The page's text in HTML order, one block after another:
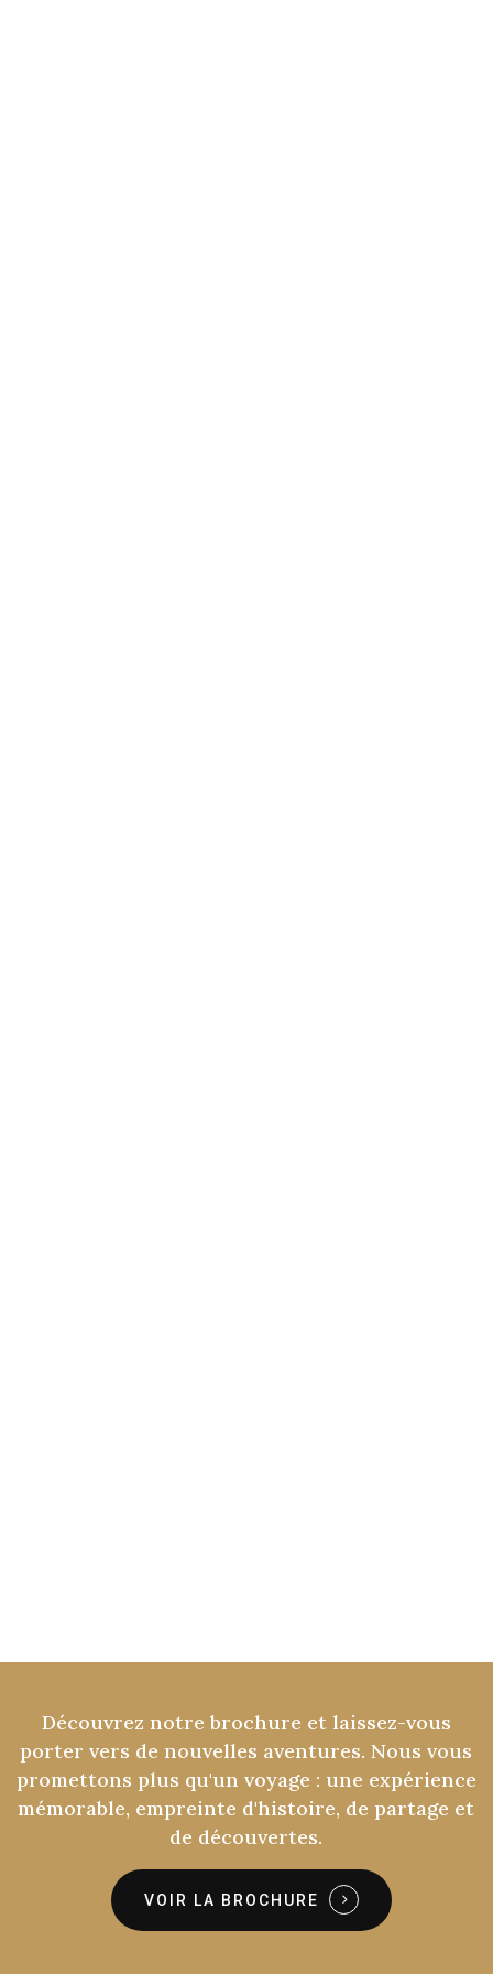
Découvrez notre brochure et laissez-vous
porter vers de nouvelles aventures. Nous vous
promettons plus qu'un voyage : une expérience
mémorable, empreinte d'histoire, de partage et
de découvertes.
VOIR LA BROCHURE